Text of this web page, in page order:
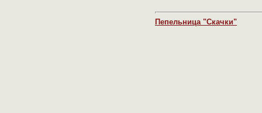
Пепельница "Скачки"